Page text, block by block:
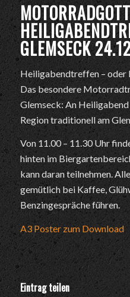
GLEMSECK
Heiligabendtreffen –
Das besondere
Glemseck: An
Region traditionell am
Von 11.00 – 11.30 Uhr
hinten im
kann daran teilnehmen.
gemütlich bei Kaffee,
Benzingespräche führen.
A3 Poster zum Download
Eintrag teilen